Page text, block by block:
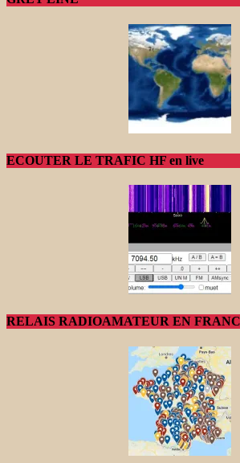
ECOUTER LE TRAFIC HF en live
RELAIS RADIOAMATEUR EN